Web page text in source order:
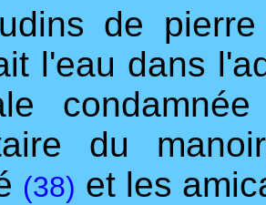
de
l'eau dans
du
(38) et les